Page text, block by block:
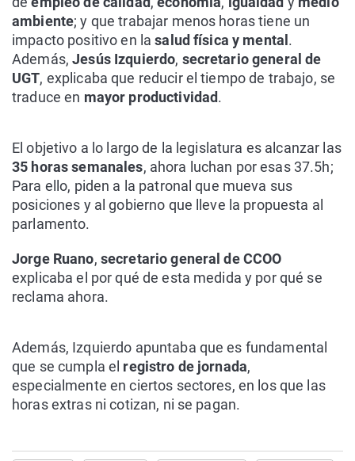
ambiente; y que trabajar menos horas tiene un
impacto positivo en lasalud física y mental .
Además,Jesús Izquierdo, secretario general de
UGT, explicaba que reducir el tiempo de trabajo, se
traduce en mayor productividad.
El objetivo a lo largo de la legislatura es alcanzar las
35 horas semanales, ahora luchan por esas 37.5h;
Para ello, piden a la patronal que mueva sus
posiciones y al gobierno que lleve la propuesta al
parlamento.
Jorge Ruano, secretario general de CCOO
explicaba el por qué de esta medida y por qué se
reclama ahora.
Además, Izquierdo apuntaba que es fundamental
que se cumpla el registro de jornada,
especialmente en ciertos sectores, en los que las
horas extras ni cotizan, ni se pagan.